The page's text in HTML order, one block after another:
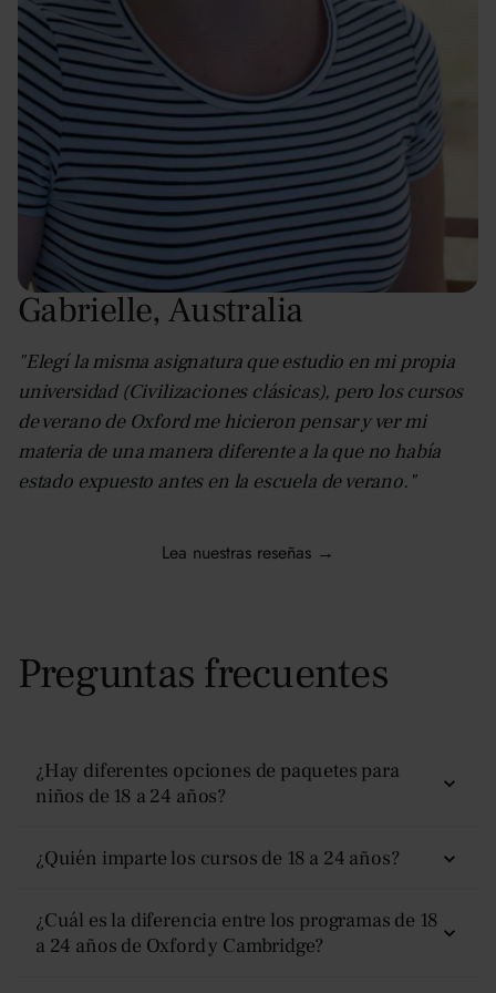
Gabrielle, Australia
"Elegí la misma asignatura que estudio en mi propia
universidad (Civilizaciones clásicas), pero los cursos
de verano de Oxford me hicieron pensar y ver mi
materia de una manera diferente a la que no había
estado expuesto antes en la escuela de verano."
Lea nuestras reseñas →
Preguntas frecuentes
¿Hay diferentes opciones de paquetes para
niños de 18 a 24 años?
Sí, hay cuatro opciones:No residencial, Plus, Superior
Cada nivel incluye la misma experiencia académica,
¿Quién imparte los cursos de 18 a 24 años?
La enseñanza es impartida por académicos
experimentados y especialistas en la materia. Las clases
¿Cuál es la diferencia entre los programas de 18
a 24 años de Oxford y Cambridge?